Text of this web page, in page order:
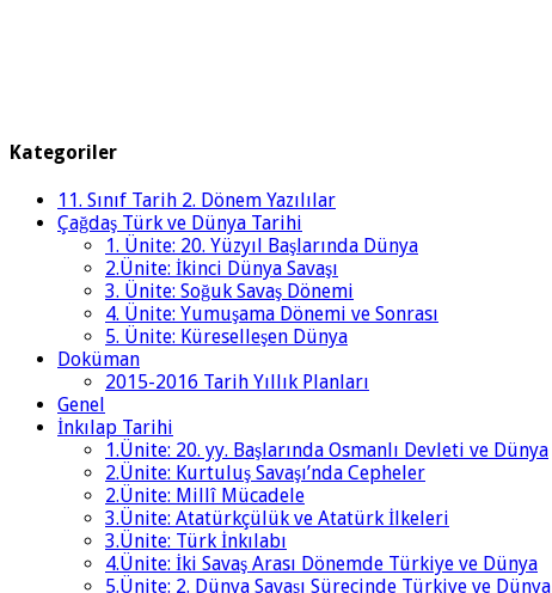
Kategoriler
11. Sınıf Tarih 2. Dönem Yazılılar
Çağdaş Türk ve Dünya Tarihi
1. Ünite: 20. Yüzyıl Başlarında Dünya
2.Ünite: İkinci Dünya Savaşı
3. Ünite: Soğuk Savaş Dönemi
4. Ünite: Yumuşama Dönemi ve Sonrası
5. Ünite: Küreselleşen Dünya
Doküman
2015-2016 Tarih Yıllık Planları
Genel
İnkılap Tarihi
1.Ünite: 20. yy. Başlarında Osmanlı Devleti ve Dünya
2.Ünite: Kurtuluş Savaşı’nda Cepheler
2.Ünite: Millî Mücadele
3.Ünite: Atatürkçülük ve Atatürk İlkeleri
3.Ünite: Türk İnkılabı
4.Ünite: İki Savaş Arası Dönemde Türkiye ve Dünya
5.Ünite: 2. Dünya Savaşı Sürecinde Türkiye ve Dünya